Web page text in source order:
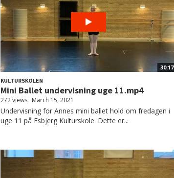
30:17
KULTURSKOLEN
Mini Ballet undervisning uge 11.mp4
272 views March 15, 2021
Undervisning for Annes mini ballet hold om fredagen i
uge 11 på Esbjerg Kulturskole. Dette er...